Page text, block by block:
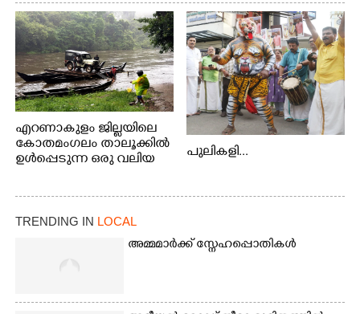
എറണാകുളം ജില്ലയിലെ
കോതമംഗലം താലൂക്കിൽ
ഉൾപ്പെടുന്ന ഒരു വലിയ
വെള്ളാരംകുത്ത്,
കത്തിപ്പാറ, ഉറിയംപെട്ടി,
തേക്കല്ല്, വെട്ടിക്കല്ല്,
പുലികളി...
TRENDING IN LOCAL
അമ്മമാർക്ക് സ്നേഹപ്പൊതികൾ